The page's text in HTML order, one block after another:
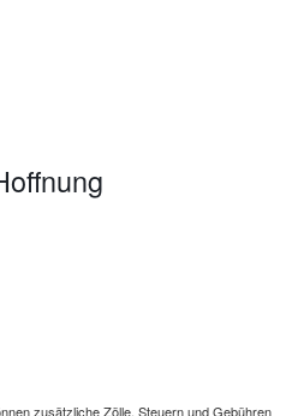
zusätzliche Zölle, Steuern und Gebühren